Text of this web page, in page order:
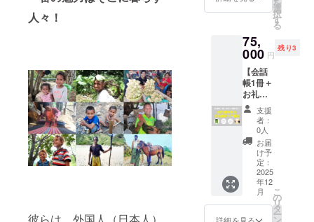
人々 ！
彼らは、外国人（日本人）
帳に掲
載する
（15文
字以
内）】
をご記
入くだ
さい。
※掲載す
るお名
前は1文
字あた
り3mm
四方を
想定し
ていま
すが、
支援人
数で変
すが、
支援人
動する
ことを
ご了承
くださ
い。
いたし
※お土産
セット
の発送
は2026
年3～5
月頃を
予定し
ていま
す。日
程など
詳細は
メール
でお知
らせい
たしま
す。 ※
写真は
性があ
完成報
告会の
開催は
2025年
12月
頃、
ZOOM
の使用
を予定
してい
ます。
日程な
ど詳細
はメー
ルでお
「4」と
記入→4
贈し
て、残
り1冊を
お送り
しま
す。 ※
画像に
ある会
話帳は
サンプ
ルで
す。完
成品は
デザイ
ンが変
くださ
い。
※10冊か
ら寄贈
分を除
いた冊
数をご
記入い
ただい
た住所
にお送
りしま
す。
例1）備
考欄に
「1」と
お名前
（15文
字以
内）】
をご記
入くだ
さい。
※掲載す
るお名
前は1文
字あた
り3mm
四方を
想定し
ていま
すが、
紙 ・著
者から
気持ち
をつ
づった
オリジ
ナルポ
スト
カード
※必ず、
【備考
欄】
に、
【寄贈
する冊
数（1～
冊）】
と、
し会話
帳 東
モー
ル』50
冊（1～
49冊寄
贈） ・
完成報
告会
（オン
ライ
ン） ・
会話帳
を受け
取った
東ティ
モール
の方か
ら感謝
供＆寄
贈と、
告会に
ご招待
しま
す。 ・
お礼メ
ニュー
（感謝
のメー
ル、制
作活動
報告
メー
ル、会
話帳に
お名前
掲載）
・『旅
選
択
す
る
75,
000 円
残り3
【会話
帳1冊＋
お礼＋
報告会
＋会話
帳作り
方講
座】 お
礼のメ
ニュー
に加え
て、会
話帳1冊
の提供
支援
者：
0人
お届
け予
定：
2025
年12
月
詳細を見る
こ
の
リ
タ
ー